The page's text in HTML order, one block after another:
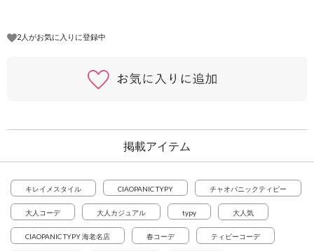
2人がお気に入りに登録中
キレイメスタイル CIAOPANIC TYPY チャオパニックティピー
大人コーデ 大人カジュアル typy 大人気
CIAOPANIC TYPY 海老名店 春コーデ ティピーコーデ